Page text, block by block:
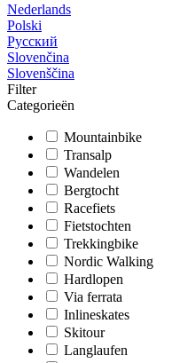
Nederlands
Polski
Русский
Slovenčina
Slovenščina
Filter
Categorieën
Mountainbike
Transalp
Wandelen
Bergtocht
Racefiets
Fietstochten
Trekkingbike
Nordic Walking
Hardlopen
Via ferrata
Inlineskates
Skitour
Langlaufen